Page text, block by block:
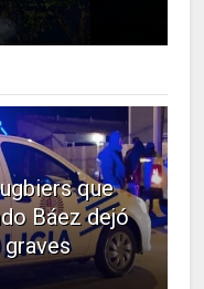
que
Báez dejó